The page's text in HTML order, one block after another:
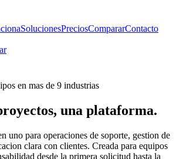
SolucionesPreciosCompararContacto
en mas de 9 industrias
una plataforma.
uno para operaciones de soporte, gestion de
clara con clientes. Creada para equipos
desde la primera solicitud hasta la